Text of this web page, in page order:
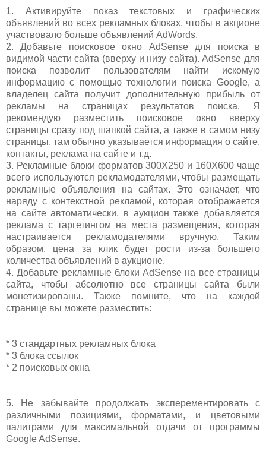
1. Активируйте показ текстовых и графических
объявлений во всех рекламных блоках, чтобы в акционе
участвовало больше объявлений AdWords.
2. Добавьте поисковое окно AdSense для поиска в
видимой части сайта (вверху и низу сайта). AdSense для
поиска позволит пользователям найти искомую
информацию с помощью технологии поиска Google, а
владелец сайта получит дополнительную прибыль от
рекламы на страницах результатов поиска. Я
рекомендую разместить поисковое окно вверху
страницы сразу под шапкой сайта, а также в самом низу
страницы, там обычно указывается информация о сайте,
контакты, реклама на сайте и т.д.
3. Рекламные блоки форматов 300Х250 и 160Х600 чаще
всего используются рекламодателями, чтобы размещать
рекламные объявления на сайтах. Это означает, что
наряду с контекстной рекламой, которая отображается
на сайте автоматически, в аукцион также добавляется
реклама с таргетингом на места размещения, которая
настраивается рекламодателями вручную. Таким
образом, цена за клик будет рости из-за большего
количества объявлений в аукционе.
4. Добавьте рекламные блоки AdSense на все страницы
сайта, чтобы абсолютно все страницы сайта были
монетизированы. Также помните, что на каждой
странице вы можете разместить:
* 3 стандартных рекламных блока
* 3 блока ссылок
* 2 поисковых окна
5. Не забывайте продолжать эксперементировать с
различными позициями, форматами, и цветовыми
палитрами для максимальной отдачи от программы
Google AdSense.